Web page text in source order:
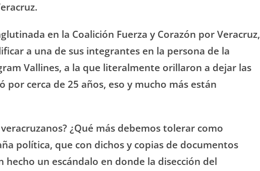
en la Coalición Fuerza y Corazón por Veracruz,
a una de sus integrantes en la persona de la
Vallines, a la que literalmente orillaron a dejar las
por cerca de 25 años, eso y mucho más están
¿Qué más debemos tolerar como
política, que con dichos y copias de documentos
hecho un escándalo en donde la disección del